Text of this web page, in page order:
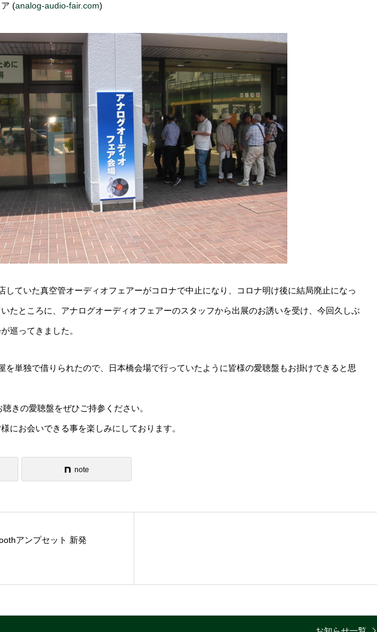
(analog-audio-fair.com)
していた真空管オーディオフェアーがコロナで中止になり、コロナ明け後に結局廃止になっ
たところに、アナログオーディオフェアーのスタッフから出展のお誘いを受け、今回久しぶ
巡ってきました。
を単独で借りられたので、日本橋会場で行っていたように皆様の愛聴盤もお掛けできると思
きの愛聴盤をぜひご持参ください。
にお会いできる事を楽しみにしております。
note
アンプセット 新発